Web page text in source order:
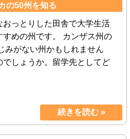
の50州を知る
おっとりした田舎で大学生活
すめの州です。 カンザス州の
みがない州かもしれません
しょうか。留学先としてど
続きを読む »